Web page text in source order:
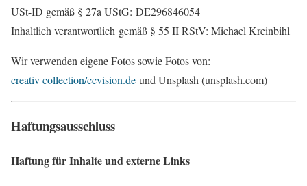
USt-ID gemäß § 27a UStG: DE296846054
Inhaltlich verantwortlich gemäß § 55 II RStV: Michael Kreinbihl
Wir verwenden eigene Fotos sowie Fotos von:
creativ collection/ccvision.de und Unsplash (unsplash.com)
Haftungsausschluss
Haftung für Inhalte und externe Links